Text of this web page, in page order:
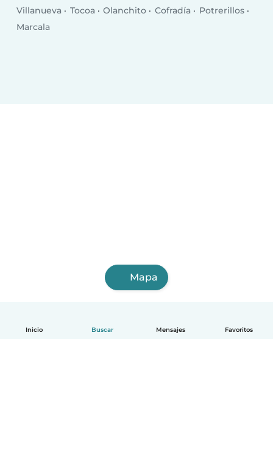
Inicio Buscar Mensajes Favoritos
Villanueva
Tocoa Olanchito Cofradía
Potrerillos
Marcala
Mapa